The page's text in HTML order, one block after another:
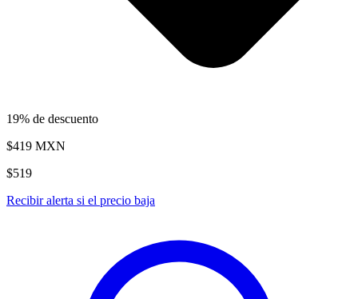
19% de descuento
$419 MXN
$519
Recibir alerta si el precio baja